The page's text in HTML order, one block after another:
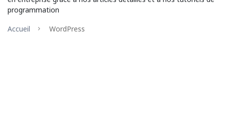
programmation
Accueil
WordPress